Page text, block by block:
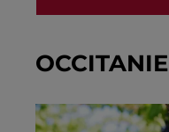
OCCITANIE